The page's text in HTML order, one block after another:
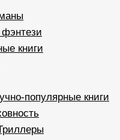
книги
популярные книги